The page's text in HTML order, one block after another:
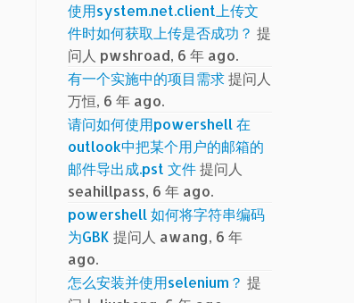
使用system.net.client上传文
件时如何获取上传是否成功？ 提
问人 pwshroad, 6 年 ago.
有一个实施中的项目需求提问人
万恒, 6 年 ago.
请问如何使用powershell 在
outlook中把某个用户的邮箱的
邮件导出成.pst 文件提问人
seahillpass, 6 年 ago.
powershell 如何将字符串编码
为GBK 提问人 awang, 6 年
ago.
怎么安装并使用selenium？ 提